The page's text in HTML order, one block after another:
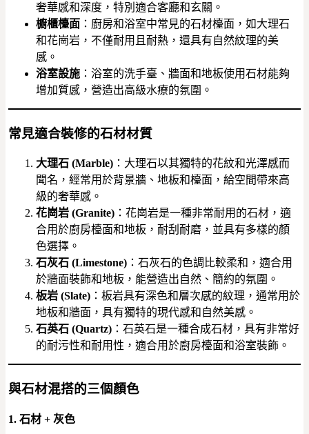
奢華感和深度，特別適合客廳和玄關。
櫥櫃檯面 ：廚房和浴室中常見的石材檯面，如大理石
和花崗岩，不僅耐用且耐熱，還具有自然紋理的美
感。
浴室設施 ：浴室的洗手臺、牆面和地板使用石材能夠
增加質感，營造出高級水療的氛圍。
常見適合裝修的石材材質
大理石 (Marble) ：大理石以其獨特的花紋和光澤感而
聞名，經常用於背景牆、地板和檯面，給空間帶來高
級的奢華感。
花崗岩 (Granite) ：花崗岩是一種非常耐用的石材，適
合用於廚房檯面和地板，耐刮耐磨，並具有多樣的顏
色選擇。
石灰石 (Limestone) ：石灰石的色調比較柔和，適合用
於牆面裝飾和地板，能營造出自然、簡約的氛圍。
板岩 (Slate) ：板岩具有深色和層次感的紋理，通常用於
地板和牆面，具有獨特的現代感和自然美感。
石英石 (Quartz) ：石英石是一種合成石材，具有非常好
的耐污性和耐用性，適合用於廚房檯面和浴室裝飾。
與石材混搭的三個顏色
1. 石材 + 灰色